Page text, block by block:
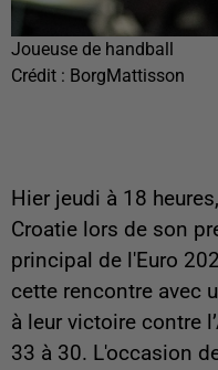
Joueuse de handball
Crédit : BorgMattisson
Hier jeudi à 18
Croatie lors de son
principal de l'Euro
cette rencontre avec
à leur victoire contre
33 à 30. L'occasion